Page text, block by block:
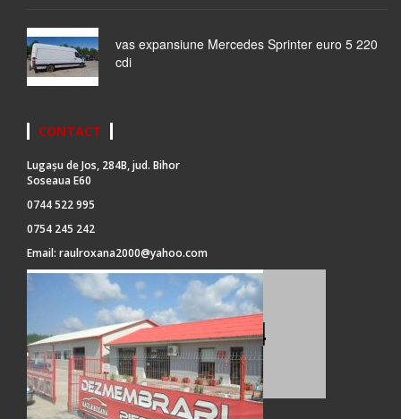
vas expansiune Mercedes Sprinter euro 5 220
cdi
CONTACT
Lugașu de Jos, 284B, jud. Bihor
Soseaua E60
0744 522 995
0754 245 242
Email: raulroxana2000@yahoo.com